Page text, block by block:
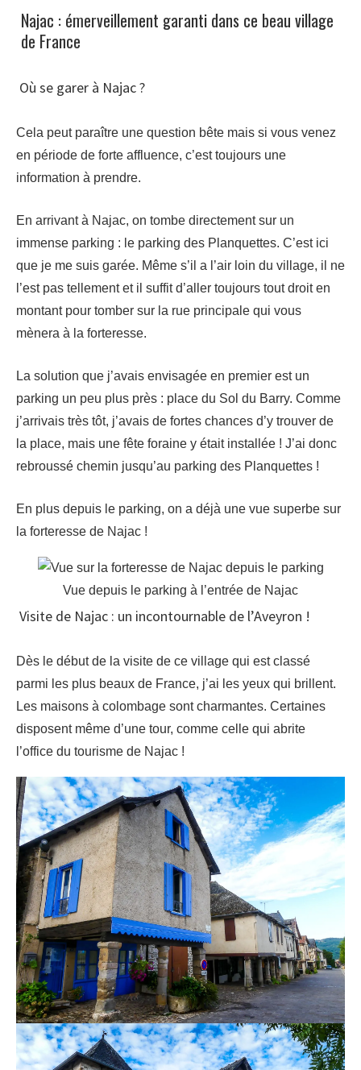
Najac : émerveillement garanti dans ce beau village
de France
Où se garer à Najac ?
Cela peut paraître une question bête mais si vous venez
en période de forte affluence, c’est toujours une
information à prendre.
En arrivant à Najac, on tombe directement sur un
immense parking : le parking des Planquettes. C’est ici
que je me suis garée. Même s’il a l’air loin du village, il ne
l’est pas tellement et il suffit d’aller toujours tout droit en
montant pour tomber sur la rue principale qui vous
mènera à la forteresse.
La solution que j’avais envisagée en premier est un
parking un peu plus près : place du Sol du Barry. Comme
j’arrivais très tôt, j’avais de fortes chances d’y trouver de
la place, mais une fête foraine y était installée ! J’ai donc
rebroussé chemin jusqu’au parking des Planquettes !
En plus depuis le parking, on a déjà une vue superbe sur
la forteresse de Najac !
Vue depuis le parking à l’entrée de Najac
Visite de Najac : un incontournable de l’Aveyron !
Dès le début de la visite de ce village qui est classé
parmi les plus beaux de France, j’ai les yeux qui brillent.
Les maisons à colombage sont charmantes. Certaines
disposent même d’une tour, comme celle qui abrite
l’office du tourisme de Najac !